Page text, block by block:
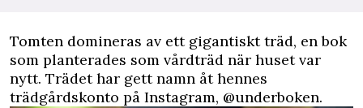
Tomten domineras av ett gigantiskt träd, en bok
som planterades som vårdträd när huset var
nytt. Trädet har gett namn åt hennes
trädgårdskonto på Instagram, @underboken.